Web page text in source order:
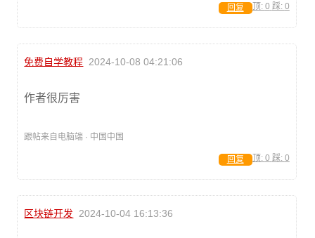
顶: 0 踩: 0
回复
免费自学教程 2024-10-08 04:21:06
作者很厉害
跟帖来自电脑端 · 中国中国
顶: 0 踩: 0
回复
区块链开发 2024-10-04 16:13:36